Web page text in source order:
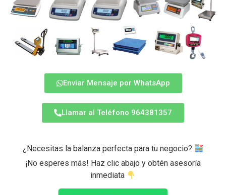
Enviar Mensaje por WhatsApp
Llamar al Teléfono 964381357
¿Necesitas la balanza perfecta para tu negocio?
¡No esperes más! Haz clic abajo y obtén asesoría
inmediata